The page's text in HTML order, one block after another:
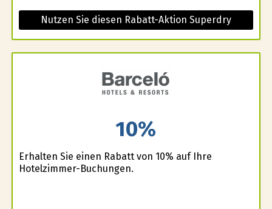
Nutzen Sie diesen Rabatt-Aktion Superdry
10%
Erhalten Sie einen Rabatt von 10% auf Ihre
Hotelzimmer-Buchungen.